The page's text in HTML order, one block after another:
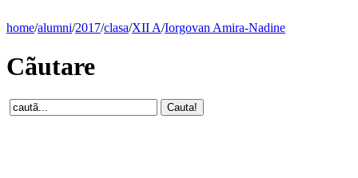
home/alumni/2017/clasa/XII A/Iorgovan Amira-Nadine
Cãutare